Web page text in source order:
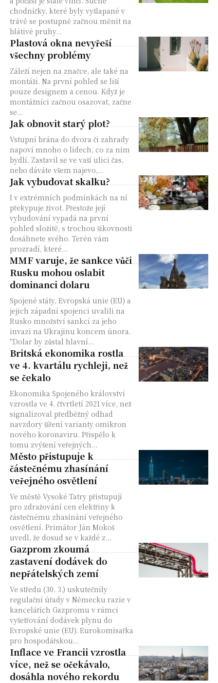
chodníčky, které byly vyšlapané v
trávě se postupně začnou měnit na
blátivé pruhy...
Plastová okna nevyřeší
všechny problémy
Záleží nejen na značce, ale také na
montáži. Na první pohled se liší
pouze designem a cenou. Když je
montážníci začnou osazovat, začne
se...
Jak obnovit starý plot?
Vstupní brána do dvora či zahrady
napoví mnoho o lidech, co za ním
bydlí. Zastavil se ve vaší ulici čas,
nebo dáváte všem najevo,...
Jak vybudovat skalku?
I v extrémních podmínkách na ní
překypuje život. Přestože její
vybudování vypadá na první
pohled složitě, s trochou šikovnosti
dosáhnete svého. Terén vám
prozradí, které...
MMF varuje, že sankce vůči
Rusku mohou oslabit
dominanci dolaru
Spojené státy, Evropská unie (EU) a
jejich západní spojenci uvalili na
Rusko množství sankcí za jeho
invazi na Ukrajinu koncem února.
"Dolar by zůstal hlavní...
Britská ekonomika rostla
ve 4. kvartálu rychleji, než
se čekalo
Ekonomika Spojeného království
vzrostla ve 4. čtvrtletí 2021 více, než
signalizoval předběžný odhad
navzdory šíření varianty omikron
nového koronaviru. Přispělo k
tomu zvýšení veřejných...
Město přistupuje k
částečnému zhasínání
veřejného osvětlení
Ve městě Vysoké Tatry přistupují
pro zdražování cen elektřiny k
částečnému zhasínání veřejného
osvětlení. Primátor Ján Mokoš
uvedl, že dosud se v každé z...
Gazprom zkoumá
zastavení dodávek do
nepřátelských zemí
Ve středu (30. 3.) uskutečnily
regulační úřady v Německu razie v
kancelářích Gazpromu v rámci
vyšetřování dodávek plynu do
Evropské unie (EU). Eurokomisařka
pro hospodářskou...
Inflace ve Francii vzrostla
více, než se očekávalo,
dosáhla nového rekordu